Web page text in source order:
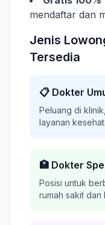
mendaftar dan
Jenis
Tersedia
📋 Dokter
Peluang di
layanan
🏥 Dokter
Posisi untuk
rumah sakit dan